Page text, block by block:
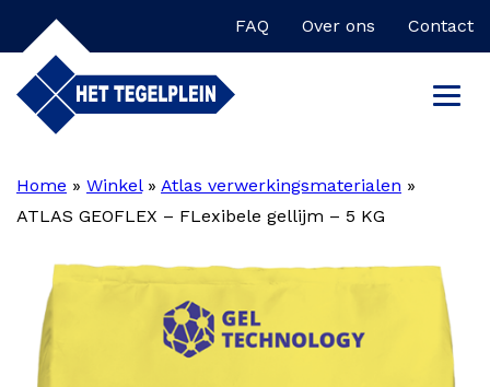
FAQ Over ons Contact
Home » Winkel » Atlas verwerkingsmaterialen »
ATLAS GEOFLEX – FLexibele gellijm – 5 KG